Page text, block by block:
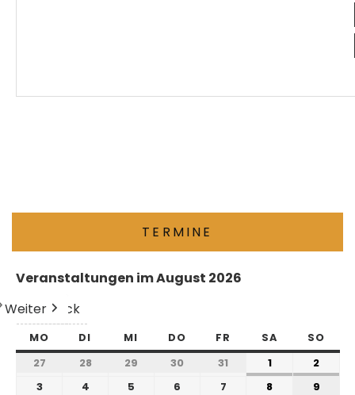
TERMINE
Veranstaltungen im August 2026
Zurück
Heute
Weiter
MO DI MI DO FR SA SO
27 28 29 30 31 1
2
3
4 5 6 7 8
9